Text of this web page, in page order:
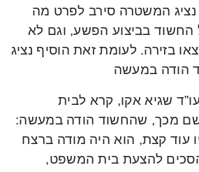
המשטרה סירב לפרט מה
החשוד בביצוע הפשע, וגם לא
בזירה. לעומת זאת הוסיף נציג
הודה במעשה
שגיא אקו, קרא לבית
מכך, שהחשוד הודה במעשה:
עוד קצת, הוא היה מודה ברצח
והסכים להצעת בית המשפט,